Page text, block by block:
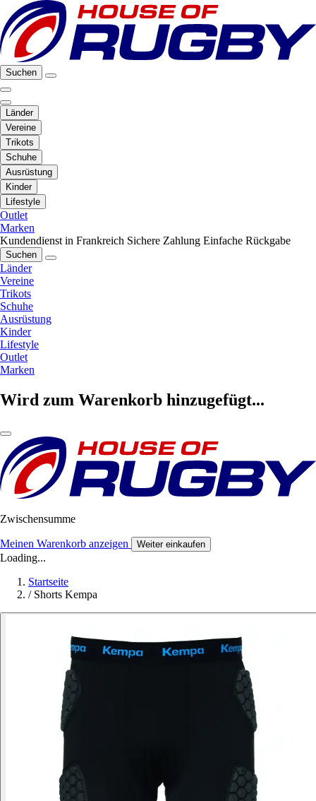
Suchen
Länder
Vereine
Trikots
Schuhe
Ausrüstung
Kinder
Lifestyle
Outlet
Marken
Kundendienst in Frankreich Sichere Zahlung Einfache Rückgabe
Suchen
Länder
Vereine
Trikots
Schuhe
Ausrüstung
Kinder
Lifestyle
Outlet
Marken
Wird zum Warenkorb hinzugefügt...
Zwischensumme
Meinen Warenkorb anzeigen Weiter einkaufen
Loading...
Startseite
/ Shorts Kempa